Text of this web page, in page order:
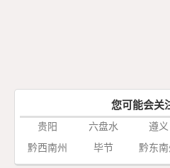
您可能会关
贵阳 六盘水 遵义
黔西南州
毕节 黔东南